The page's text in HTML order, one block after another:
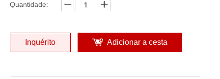
Quantidade:
Inquérito Adicionar a cesta